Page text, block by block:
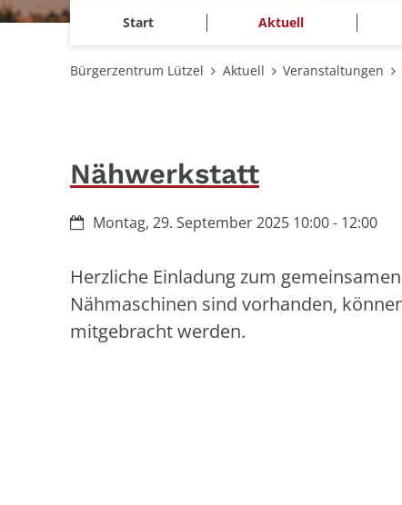
Start Aktuell
Bürgerzentrum Lützel Aktuell Veranstaltungen
Nähwerkstatt
Datum:Montag, 29. September 2025 10:00 - 12:00
Herzliche Einladung zum
Nähmaschinen sind vorhanden,
mitgebracht werden.